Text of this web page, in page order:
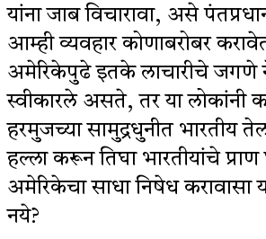
यांना जाब विचारावा, असे
आम्ही व्यवहार कोणाबरोबर
अमेरिकेपुढे इतके लाचारीचे जगणे
स्वीकारले असते, तर या
हरमुजच्या सामुद्रधुनीत भारतीय
हल्ला करून तिघा भारतीयांचे प्राण
अमेरिकेचा साधा निषेध करावासा
नये?